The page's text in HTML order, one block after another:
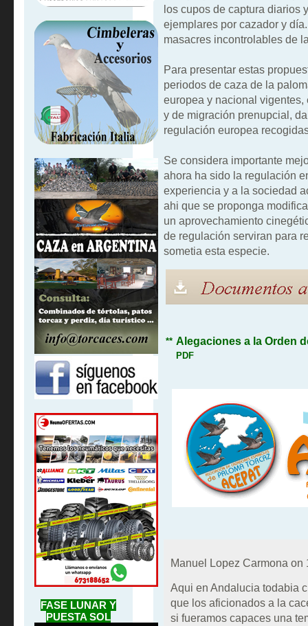
FASE LUNAR Y
PUESTA SOL
los cupos de captura diarios
ejemplares por cazador y
masacres incontrolables de
Para presentar estas
periodos de caza de la
europea y nacional
y de migración prenupcial,
regulación europea
Se considera importante
ahora ha sido la regulación
experiencia y a la sociedad
ahi que se proponga
un aprovechamiento
de regulación serviran para
sometia esta especie.
** Alegaciones a la Orden
PDF
Manuel Lopez Carmona on
Aqui en Andalucia todabia
que los aficionados a la
si fueramos capaces una